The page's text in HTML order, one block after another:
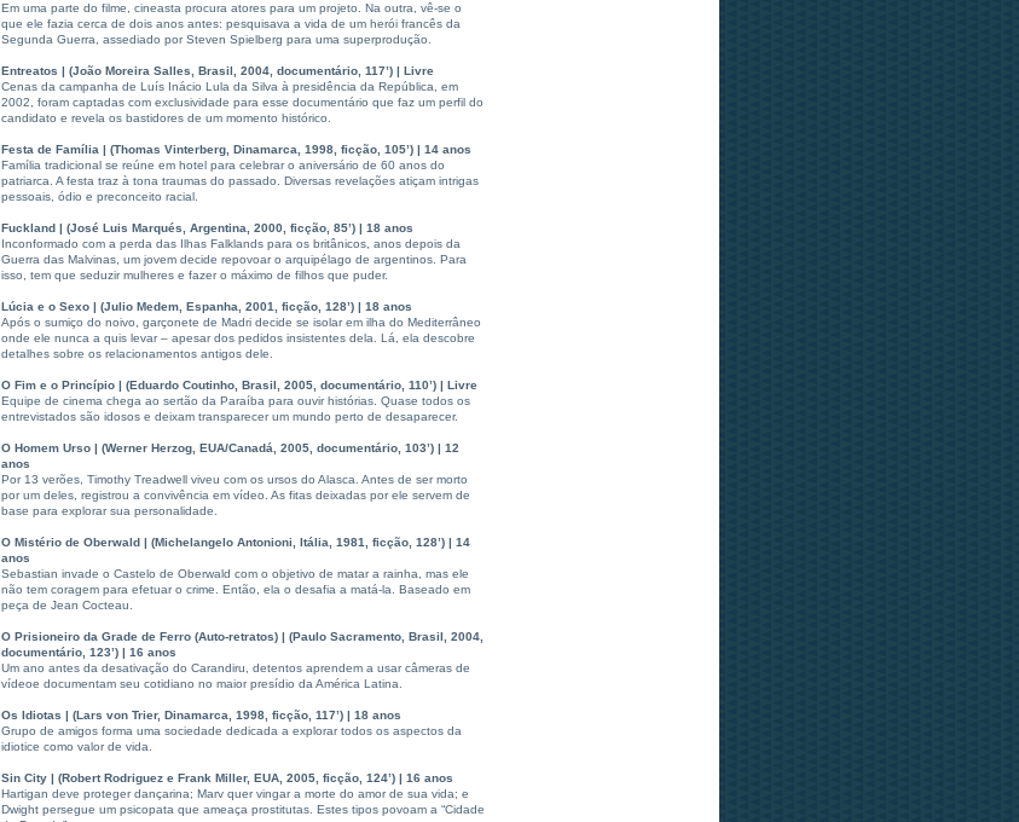
Em uma parte do filme, cineasta procura atores para um projeto. Na outra, vê-se o
que ele fazia cerca de dois anos antes: pesquisava a vida de um herói francês da
Segunda Guerra, assediado por Steven Spielberg para uma superprodução.
Entreatos | (João Moreira Salles, Brasil, 2004, documentário, 117’) | Livre
Cenas da campanha de Luís Inácio Lula da Silva à presidência da República, em
2002, foram captadas com exclusividade para esse documentário que faz um perfil do
candidato e revela os bastidores de um momento histórico.
Festa de Família | (Thomas Vinterberg, Dinamarca, 1998, ficção, 105’) | 14 anos
Família tradicional se reúne em hotel para celebrar o aniversário de 60 anos do
patriarca. A festa traz à tona traumas do passado. Diversas revelações atiçam intrigas
pessoais, ódio e preconceito racial.
Fuckland | (José Luis Marqués, Argentina, 2000, ficção, 85’) | 18 anos
Inconformado com a perda das Ilhas Falklands para os britânicos, anos depois da
Guerra das Malvinas, um jovem decide repovoar o arquipélago de argentinos. Para
isso, tem que seduzir mulheres e fazer o máximo de filhos que puder.
Lúcia e o Sexo | (Julio Medem, Espanha, 2001, ficção, 128’) | 18 anos
Após o sumiço do noivo, garçonete de Madri decide se isolar em ilha do Mediterrâneo
onde ele nunca a quis levar – apesar dos pedidos insistentes dela. Lá, ela descobre
detalhes sobre os relacionamentos antigos dele.
O Fim e o Princípio | (Eduardo Coutinho, Brasil, 2005, documentário, 110’) | Livre
Equipe de cinema chega ao sertão da Paraíba para ouvir histórias. Quase todos os
entrevistados são idosos e deixam transparecer um mundo perto de desaparecer.
O Homem Urso | (Werner Herzog, EUA/Canadá, 2005, documentário, 103’) | 12
anos
Por 13 verões, Timothy Treadwell viveu com os ursos do Alasca. Antes de ser morto
por um deles, registrou a convivência em vídeo. As fitas deixadas por ele servem de
base para explorar sua personalidade.
O Mistério de Oberwald | (Michelangelo Antonioni, Itália, 1981, ficção, 128’) | 14
anos
Sebastian invade o Castelo de Oberwald com o objetivo de matar a rainha, mas ele
não tem coragem para efetuar o crime. Então, ela o desafia a matá-la. Baseado em
peça de Jean Cocteau.
O Prisioneiro da Grade de Ferro (Auto-retratos) | (Paulo Sacramento, Brasil, 2004,
documentário, 123’) | 16 anos
Um ano antes da desativação do Carandiru, detentos aprendem a usar câmeras de
vídeoe documentam seu cotidiano no maior presídio da América Latina.
Os Idiotas | (Lars von Trier, Dinamarca, 1998, ficção, 117’) | 18 anos
Grupo de amigos forma uma sociedade dedicada a explorar todos os aspectos da
idiotice como valor de vida.
Sin City | (Robert Rodriguez e Frank Miller, EUA, 2005, ficção, 124’) | 16 anos
Hartigan deve proteger dançarina; Marv quer vingar a morte do amor de sua vida; e
Dwight persegue um psicopata que ameaça prostitutas. Estes tipos povoam a “Cidade